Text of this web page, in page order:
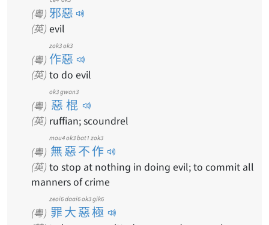
(粵) 邪惡
(英) evil
(粵) 作惡
zok3 ok3
(英) to do evil
(粵) 惡棍
ok3 gwan3
(英) ruffian; scoundrel
(粵) 無惡不作
mou4 ok3 bat1 zok3
(英) to stop at nothing in doing evil; to commit all
manners of crime
(粵) 罪大惡極
zeoi6 daai6 ok3 gik6